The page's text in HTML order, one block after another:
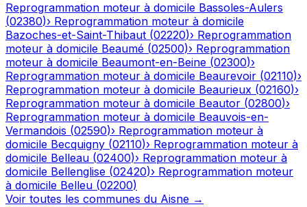
Reprogrammation moteur à domicile Bassoles-Aulers
(02380)› Reprogrammation moteur à domicile
Bazoches-et-Saint-Thibaut (02220)› Reprogrammation
moteur à domicile Beaumé (02500)› Reprogrammation
moteur à domicile Beaumont-en-Beine (02300)›
Reprogrammation moteur à domicile Beaurevoir (02110)›
Reprogrammation moteur à domicile Beaurieux (02160)›
Reprogrammation moteur à domicile Beautor (02800)›
Reprogrammation moteur à domicile Beauvois-en-
Vermandois (02590)› Reprogrammation moteur à
domicile Becquigny (02110)› Reprogrammation moteur à
domicile Belleau (02400)› Reprogrammation moteur à
domicile Bellenglise (02420)› Reprogrammation moteur
à domicile Belleu (02200)
Voir toutes les communes du Aisne →